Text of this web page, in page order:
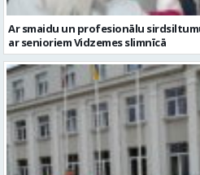
Ar smaidu un profesionālu
ar senioriem Vidzemes slimnīcā